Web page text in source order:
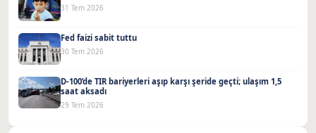
31 Tem 2026
Fed faizi sabit tuttu
30 Tem 2026
D-100’de TIR bariyerleri aşıp karşı şeride geçti; ulaşım 1,5
saat aksadı
29 Tem 2026